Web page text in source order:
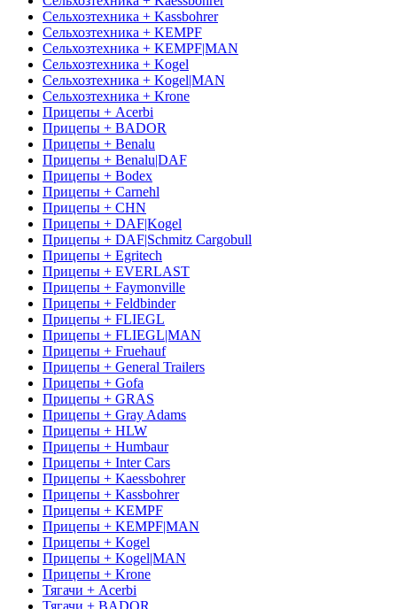
Сельхозтехника + Kassbohrer
Сельхозтехника + KEMPF
Сельхозтехника + KEMPF|MAN
Сельхозтехника + Kogel
Сельхозтехника + Kogel|MAN
Сельхозтехника + Krone
Прицепы + Acerbi
Прицепы + BADOR
Прицепы + Benalu
Прицепы + Benalu|DAF
Прицепы + Bodex
Прицепы + Carnehl
Прицепы + CHN
Прицепы + DAF|Kogel
Прицепы + DAF|Schmitz Cargobull
Прицепы + Egritech
Прицепы + EVERLAST
Прицепы + Faymonville
Прицепы + Feldbinder
Прицепы + FLIEGL
Прицепы + FLIEGL|MAN
Прицепы + Fruehauf
Прицепы + General Trailers
Прицепы + Gofa
Прицепы + GRAS
Прицепы + Gray Adams
Прицепы + HLW
Прицепы + Humbaur
Прицепы + Inter Cars
Прицепы + Kaessbohrer
Прицепы + Kassbohrer
Прицепы + KEMPF
Прицепы + KEMPF|MAN
Прицепы + Kogel
Прицепы + Kogel|MAN
Прицепы + Krone
Тягачи + Acerbi
Тягачи + BADOR